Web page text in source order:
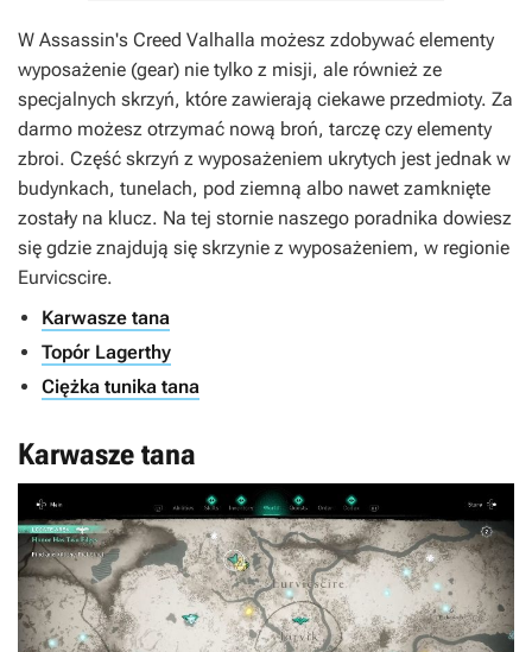
W Assassin's Creed Valhalla możesz zdobywać elementy
wyposażenie (gear) nie tylko z misji, ale również ze
specjalnych skrzyń, które zawierają ciekawe przedmioty. Za
darmo możesz otrzymać nową broń, tarczę czy elementy
zbroi. Część skrzyń z wyposażeniem ukrytych jest jednak w
budynkach, tunelach, pod ziemną albo nawet zamknięte
zostały na klucz. Na tej stornie naszego poradnika dowiesz
się gdzie znajdują się skrzynie z wyposażeniem, w regionie
Eurvicscire.
Karwasze tana
Topór Lagerthy
Ciężka tunika tana
Karwasze tana